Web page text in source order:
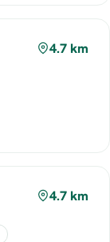
4.7 km
4.7 km